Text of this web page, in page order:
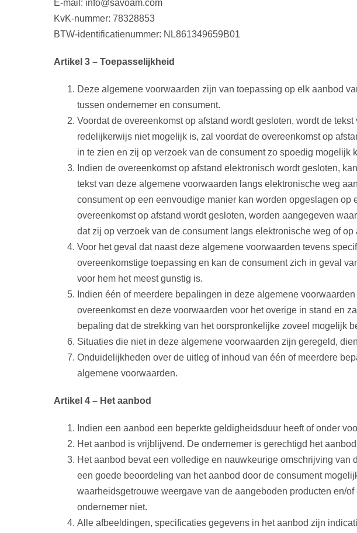
E-mail: info@savoam.com
KvK-nummer: 78328853
BTW-identificatienummer: NL861349659B01
Artikel 3 – Toepasselijkheid
Deze algemene voorwaarden zijn van toepassing op elk aanbod
tussen ondernemer en consument.
Voordat de overeenkomst op afstand wordt gesloten, wordt de
redelijkerwijs niet mogelijk is, zal voordat de overeenkomst op
in te zien en zij op verzoek van de consument zo spoedig mogelijk
Indien de overeenkomst op afstand elektronisch wordt gesloten,
tekst van deze algemene voorwaarden langs elektronische weg
consument op een eenvoudige manier kan worden opgeslagen
overeenkomst op afstand wordt gesloten, worden aangegeven
dat zij op verzoek van de consument langs elektronische weg of
Voor het geval dat naast deze algemene voorwaarden tevens
overeenkomstige toepassing en kan de consument zich in geval
voor hem het meest gunstig is.
Indien één of meerdere bepalingen in deze algemene
overeenkomst en deze voorwaarden voor het overige in stand en
bepaling dat de strekking van het oorspronkelijke zoveel mogelijk
Situaties die niet in deze algemene voorwaarden zijn geregeld,
Onduidelijkheden over de uitleg of inhoud van één of meerdere
algemene voorwaarden.
Artikel 4 – Het aanbod
Indien een aanbod een beperkte geldigheidsduur heeft of onder
Het aanbod is vrijblijvend. De ondernemer is gerechtigd het
Het aanbod bevat een volledige en nauwkeurige omschrijving
een goede beoordeling van het aanbod door de consument
waarheidsgetrouwe weergave van de aangeboden producten en/
ondernemer niet.
Alle afbeeldingen, specificaties gegevens in het aanbod zijn